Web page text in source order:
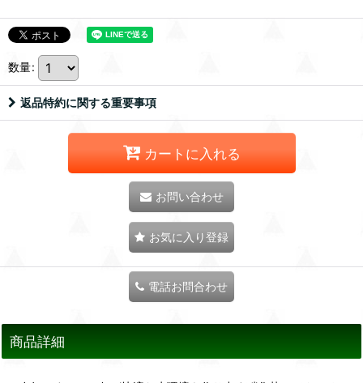
数量:
返品特約に関する重要事項
カートに入れる
お問い合わせ
お気に入り登録
電話お問合わせ
商品詳細